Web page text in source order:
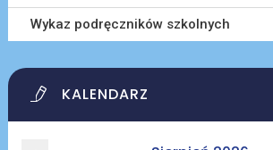
Wykaz podręczników szkolnych
KALENDARZ